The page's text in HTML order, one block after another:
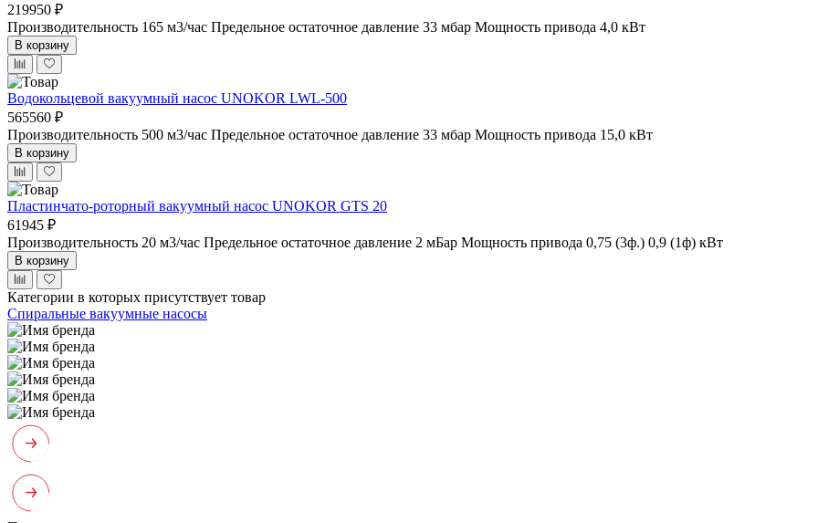
219950 ₽
Производительность 165 м3/час Предельное остаточное давление 33 мбар Мощность привода 4,0 кВт
В корзину
Водокольцевой вакуумный насос UNOKOR LWL-500
565560 ₽
Производительность 500 м3/час Предельное остаточное давление 33 мбар Мощность привода 15,0 кВт
В корзину
Пластинчато-роторный вакуумный насос UNOKOR GTS 20
61945 ₽
Производительность 20 м3/час Предельное остаточное давление 2 мБар Мощность привода 0,75 (3ф.) 0,9 (1ф) кВт
В корзину
Категории в которых присутствует товар
Спиральные вакуумные насосы